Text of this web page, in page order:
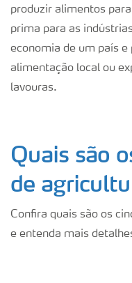
produzir alimentos
prima para as
economia de um país
alimentação local ou
lavouras.
Quais são
de
Confira quais são os
e entenda mais